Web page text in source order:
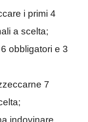
i primi 4
a scelta;
obbligatori e 3
7
indovinare